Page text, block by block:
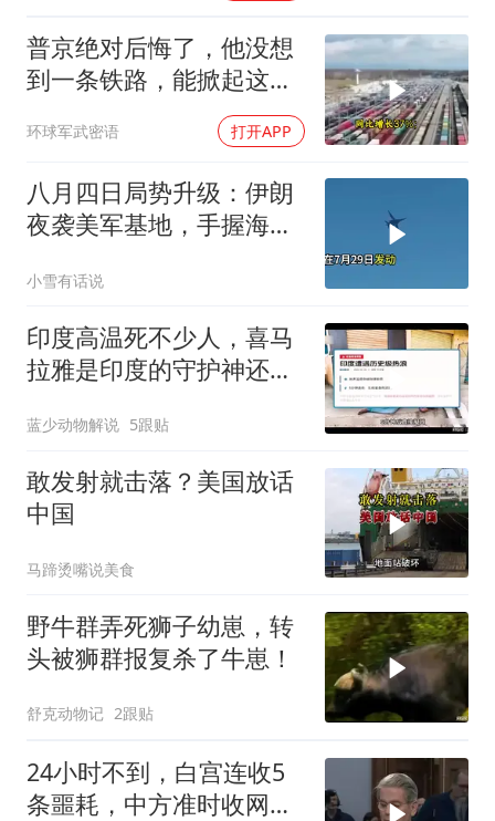
普京绝对后悔了，他没想
到一条铁路，能掀起这么
大的风浪，中亚格局彻底
改写
环球军武密语 打开APP
八月四日局势升级：伊朗
夜袭美军基地，手握海峡
小雪有话说
印度高温死不少人，喜马
拉雅是印度的守护神还是
蓝少动物解说 5跟贴
敢发射就击落？美国放话
中国
马蹄烫嘴说美食
野牛群弄死狮子幼崽，转
头被狮群报复杀了牛崽！
舒克动物记 2跟贴
24小时不到，白宫连收5
条噩耗，中方准时收网，